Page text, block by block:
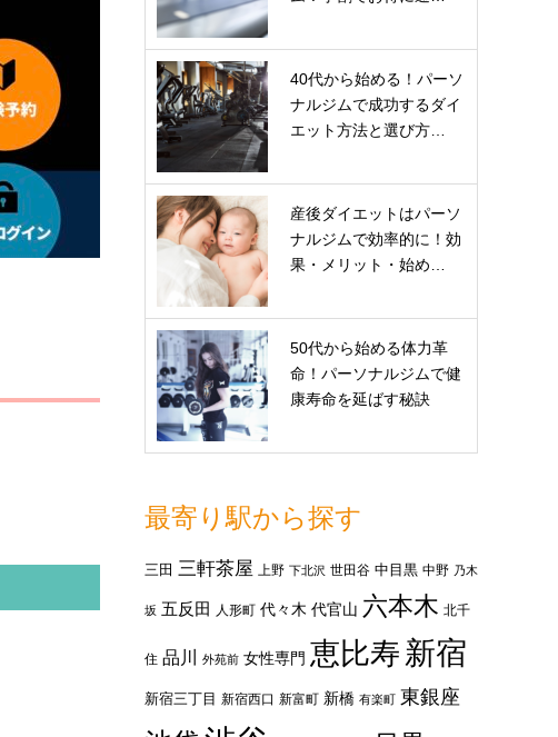
40代から始める！パーソ
ナルジムで成功するダイ
エット方法と選び方…
産後ダイエットはパーソ
ナルジムで効率的に！効
果・メリット・始め…
50代から始める体力革
命！パーソナルジムで健
康寿命を延ばす秘訣
最寄り駅から探す
三田 三軒茶屋 上野 下北沢 世田谷 中目黒 中野 乃木
坂 五反田 人形町 代々木 代官山 六本木 北千
住 品川 外苑前 女性専門 恵比寿 新宿
新宿三丁目 新宿西口 新富町 新橋 有楽町 東銀座